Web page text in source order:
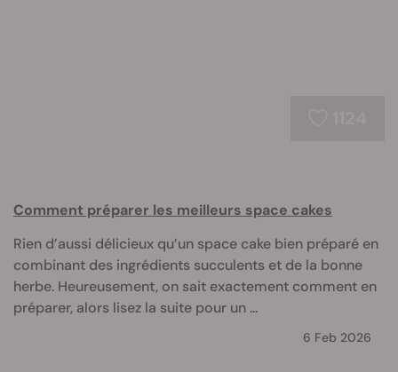
Comment préparer les meilleurs space cakes
Rien d’aussi délicieux qu’un space cake bien préparé en
combinant des ingrédients succulents et de la bonne
herbe. Heureusement, on sait exactement comment en
préparer, alors lisez la suite pour un ...
6 Feb 2026